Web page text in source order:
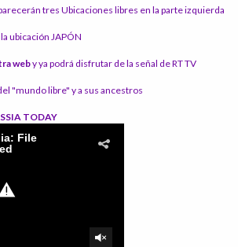
tres Ubicaciones libres en la parte izquierda
ubicación JAPÓN
weby ya podrá disfrutar de la señal de RT TV
"mundo libre" y a sus ancestros
TODAY